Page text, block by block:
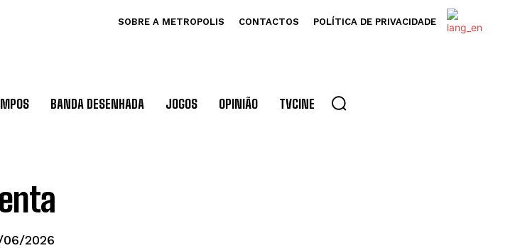
SOBRE A METROPOLIS CONTACTOS POLÍTICA DE PRIVACIDADE
BANDA DESENHADA JOGOS OPINIÃO TVCINE
2026